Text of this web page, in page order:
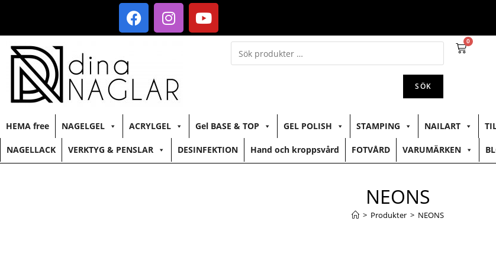
SÖK
0
HEMA free NAGELGEL ACRYLGEL Gel BASE & TOP GEL POLISH STAMPING NAILART
NAGELLACK VERKTYG & PENSLAR DESINFEKTION Hand och kroppsvård FOTVÅRD VARUMÄRKEN
NEONS
> Produkter > NEONS